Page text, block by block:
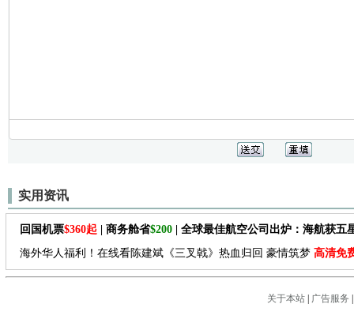
实用资讯
回国机票$360起 | 商务舱省$200 | 全球最佳航空公司出炉：海航获五
海外华人福利！在线看陈建斌《三叉戟》热血归回 豪情筑梦 高清免
关于本站| 广告服务